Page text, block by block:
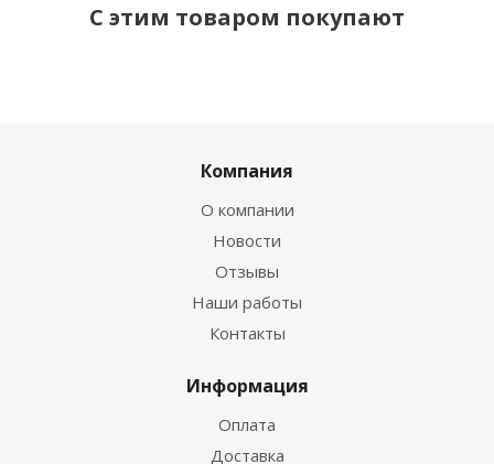
С этим товаром покупают
Компания
О компании
Новости
Отзывы
Наши работы
Контакты
Информация
Оплата
Доставка